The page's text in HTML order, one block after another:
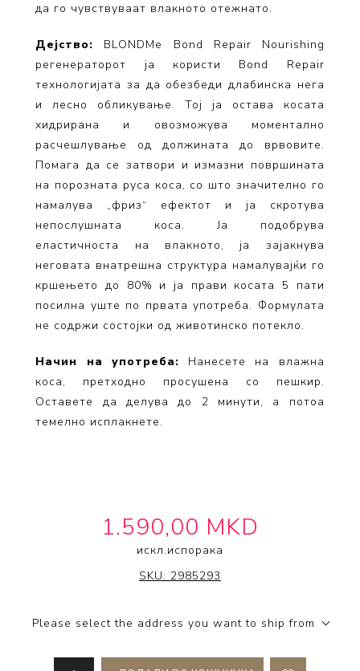
да го чувствуваат влакното отежнато.
Дејство: BLONDMe Bond Repair Nourishing
регенераторот ја користи Bond Repair
технологијата за да обезбеди длабинска нега
и лесно обликување. Тој ја остава косата
хидрирана и овозможува моментално
расчешлување од должината до врвовите.
Помага да се затвори и измазни површината
на порозната руса коса, со што значително го
намалува „фриз“ ефектот и ја скротува
непослушната коса. Ја подобрува
еластичноста на влакното, ја зајакнува
неговата внатрешна структура намалувајќи го
кршењето до 80% и ја прави косата 5 пати
посилна уште по првата употреба. Формулата
не содржи состојки од животинско потекло.
Начин на употреба: Нанесете на влажна
коса, претходно просушена со пешкир.
Оставете да делува до 2 минути, а потоа
темелно исплакнете.
1.590,00 MKD
искл.испорака
BLONDME
SKU: 2985293
Please select the address you want to ship from